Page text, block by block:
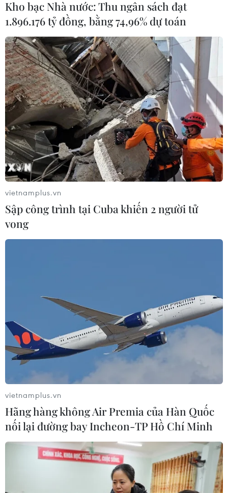
Bộ trưởng Tài chính Pháp Bruno Le Maire cảnh báo
những bất đồng ngày càng tăng về chính sách kinh tế
giữa các nước thành viên thuộc Eurozone có nguy cơ
gây tổn hại tới đồng euro.
G20 nhất trí tiến hành các bước đi "đúng
G20 khẳng định sự cần thiết thực thi "đúng lúc" hành
động chính sách nhằm đối phó tốt hơn đối với những
nguy cơ khiến kinh tế thế giới giảm tốc.
Kho bạc Nhà nước: Thu ngân sách đạt
1.896.176 tỷ đồng, bằng 74,96% dự toán
vietnamplus.vn
Sập công trình tại Cuba khiến 2 người tử
vong
vietnamplus.vn
Hãng hàng không Air Premia của Hàn Quốc
nối lại đường bay Incheon-TP Hồ Chí Minh